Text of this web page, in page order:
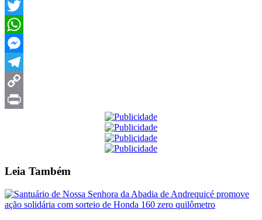
Facebook
Twitter
WhatsApp
Messenger
Telegram
Copy
Leia Também